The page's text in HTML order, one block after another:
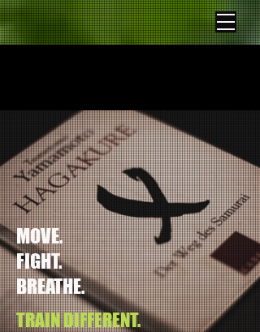
MOVE.
FIGHT.
BREATHE.
TRAIN DIFFERENT.